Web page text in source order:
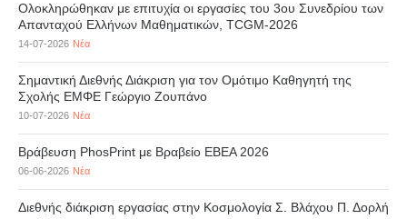
Ολοκληρώθηκαν με επιτυχία οι εργασίες του 3ου Συνεδρίου των
Απανταχού Ελλήνων Μαθηματικών, TCGM-2026
14-07-2026 Νέα
Σημαντική Διεθνής Διάκριση για τον Ομότιμο Καθηγητή της
Σχολής ΕΜΦΕ Γεώργιο Ζουπάνο
10-07-2026 Νέα
Βράβευση PhosPrint με Βραβείο ΕΒΕΑ 2026
06-06-2026 Νέα
Διεθνής διάκριση εργασίας στην Κοσμολογία Σ. Βλάχου Π. Δορλή